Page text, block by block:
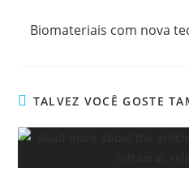
Biomateriais com nova
TALVEZ VOCÊ GOSTE